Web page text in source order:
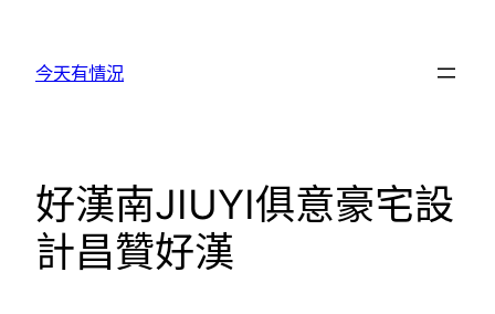
今天有情況
好漢南JIUYI俱意豪宅設
計昌贊好漢